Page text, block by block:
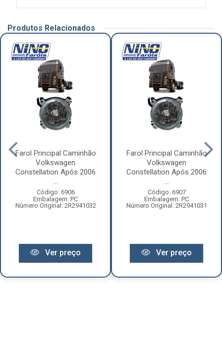
Produtos Relacionados
Farol Principal Caminhão
Volkswagen
Constellation Após 2006
...
Código: 6906
Embalagem: PC
Número Original: 2R2941032
Ver preço
Farol Principal Caminhão
Volkswagen
Constellation Após 2006
...
Código: 6907
Embalagem: PC
Número Original: 2R2941031
Ver preço